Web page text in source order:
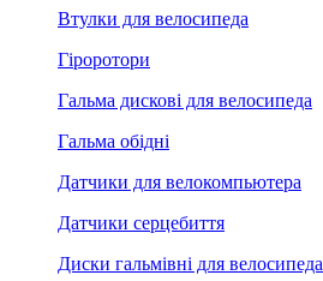
Втулки для велосипеда
Гіроротори
Гальма дискові для велосипеда
Гальма обідні
Датчики для велокомпьютера
Датчики серцебиття
Диски гальмівні для велосипеда